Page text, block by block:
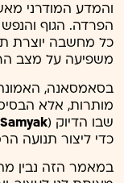
והמדע המודרני
הפרדה. הגוף
כל מחשבה יוצרת
משפיעה על מצב
בסאמסאנה, האמונה
מותרות, אלא הבסיס
שבו הדיוק (Samyak
כדי ליצור תנועה
במאמר הזה נבין